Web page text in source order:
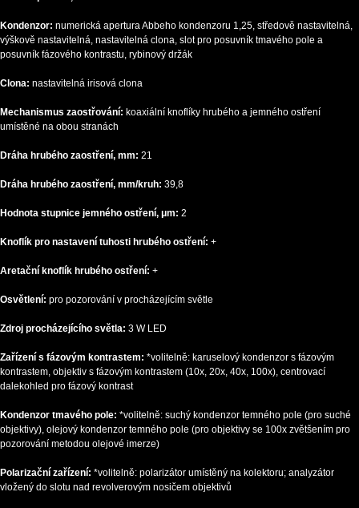
Kondenzor: numerická apertura Abbeho kondenzoru 1,25, středově nastavitelná,
výškově nastavitelná, nastavitelná clona, slot pro posuvník tmavého pole a
posuvník fázového kontrastu, rybinový držák
Clona: nastavitelná irisová clona
Mechanismus zaostřování: koaxiální knoflíky hrubého a jemného ostření
umístěné na obou stranách
Dráha hrubého zaostření, mm: 21
Dráha hrubého zaostření, mm/kruh: 39,8
Hodnota stupnice jemného ostření, μm: 2
Knoflík pro nastavení tuhosti hrubého ostření: +
Aretační knoflík hrubého ostření: +
Osvětlení: pro pozorování v procházejícím světle
Zdroj procházejícího světla: 3 W LED
Zařízení s fázovým kontrastem: *volitelně: karuselový kondenzor s fázovým
kontrastem, objektiv s fázovým kontrastem (10x, 20x, 40x, 100x), centrovací
dalekohled pro fázový kontrast
Kondenzor tmavého pole: *volitelně: suchý kondenzor temného pole (pro suché
objektivy), olejový kondenzor temného pole (pro objektivy se 100x zvětšením pro
pozorování metodou olejové imerze)
Polarizační zařízení: *volitelně: polarizátor umístěný na kolektoru; analyzátor
vložený do slotu nad revolverovým nosičem objektivů